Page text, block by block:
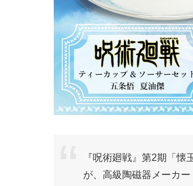
『呪術廻戦』第2期「懐
が、高級陶磁器メーカ